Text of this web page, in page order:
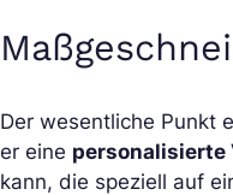
Der wesentliche Punkt
er eine personalisierte
kann, die speziell auf